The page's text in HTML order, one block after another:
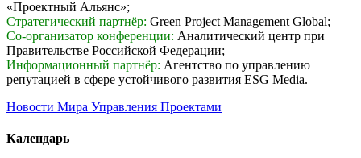
«Проектный Альянс»;
Стратегический партнёр: Green Project Management Global;
Со-организатор конференции: Аналитический центр при
Правительстве Российской Федерации;
Информационный партнёр: Агентство по управлению
репутацией в сфере устойчивого развития ESG Media.
Новости Мира Управления Проектами
Календарь